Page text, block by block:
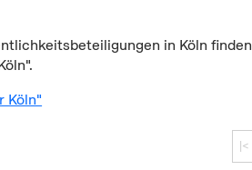
in Köln
Köln"
|<